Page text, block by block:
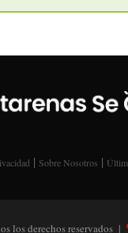
| Sobre Nosotros |
los derechos reservados |